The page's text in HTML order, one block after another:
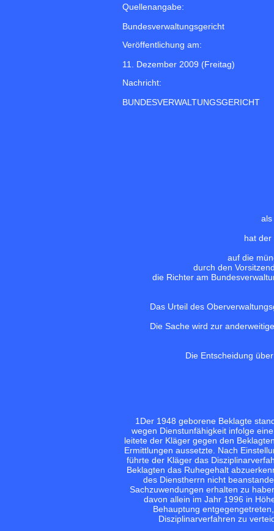
Quellenangabe:
Bundesverwaltungsgericht
Veröffentlichung am:
11. Dezember 2009 (Freitag)
Nachricht:
BUNDESVERWALTUNGSGERICHT
als
hat der
auf die
durch den
die Richter am
Das Urteil des
Die Sache wird zur
Die Entscheidung
1 Der 1948 geborene Beklagte
wegen Dienstunfähigkeit infolge
leitete der Kläger gegen den
Ermittlungen aussetzte. Nach
führte der Kläger das
Beklagten das Ruhegehalt
des Dienstherrn nicht
Sachzuwendungen erhalten zu
davon allein im Jahr 1996 in
Behauptung
Disziplinarverfahren zu